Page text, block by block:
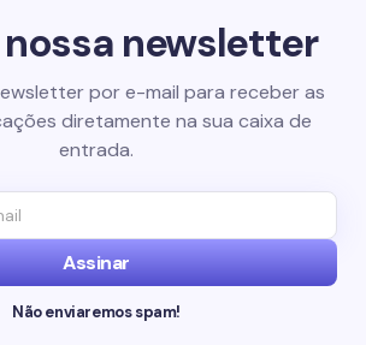
newsletter
por e-mail para receber as
diretamente na sua caixa de
entrada.
Assinar
Não enviaremos spam!